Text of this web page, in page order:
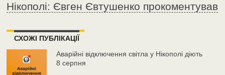
Нікополі: Євген Євтушенко прокоментував
СХОЖІ ПУБЛІКАЦІЇ
Аварійні відключення світла у Нікополі діють
8 серпня